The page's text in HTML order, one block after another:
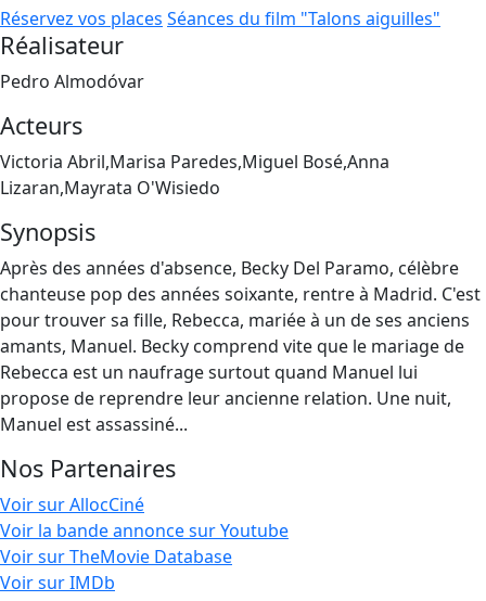
Réservez vos places Séances du film "Talons aiguilles"
Réalisateur
Pedro Almodóvar
Acteurs
Victoria Abril,Marisa Paredes,Miguel Bosé,Anna
Lizaran,Mayrata O'Wisiedo
Synopsis
Après des années d'absence, Becky Del Paramo, célèbre
chanteuse pop des années soixante, rentre à Madrid. C'est
pour trouver sa fille, Rebecca, mariée à un de ses anciens
amants, Manuel. Becky comprend vite que le mariage de
Rebecca est un naufrage surtout quand Manuel lui
propose de reprendre leur ancienne relation. Une nuit,
Manuel est assassiné...
Nos Partenaires
Voir sur AllocCiné
Voir la bande annonce sur Youtube
Voir sur TheMovie Database
Voir sur IMDb